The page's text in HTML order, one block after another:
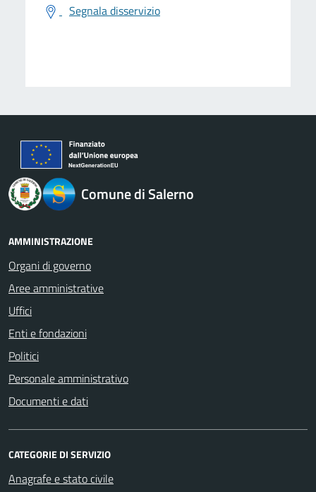
Segnala disservizio
logo Unione Europea
Comune di Salerno
AMMINISTRAZIONE
Organi di governo
Aree amministrative
Uffici
Enti e fondazioni
Politici
Personale amministrativo
Documenti e dati
CATEGORIE DI SERVIZIO
Anagrafe e stato civile